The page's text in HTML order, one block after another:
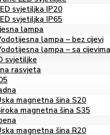
svjetiljka IP20
svjetiljka IP65
lampa
lampa – bez cijevi
lampa – sa cijevima
svjetiljke
rasvjeta
magnetna šina S20
magnetna šina S35
magnetna šina R20